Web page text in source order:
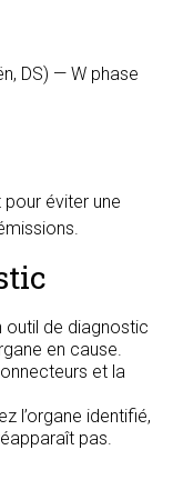
DS) — W phase
éviter une
outil de diagnostic
en cause.
et la
l’organe identifié,
pas.